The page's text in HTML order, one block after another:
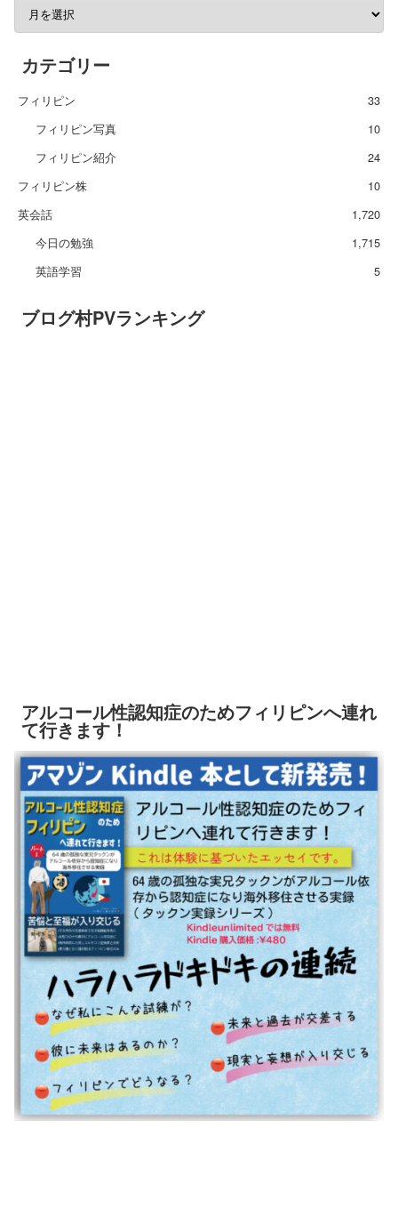
カテゴリー
フィリピン
33
フィリピン写真
10
フィリピン紹介
24
フィリピン株
10
英会話
1,720
今日の勉強
1,715
英語学習
5
ブログ村PVランキング
アルコール性認知症のためフィリピンへ連れ
て行きます！